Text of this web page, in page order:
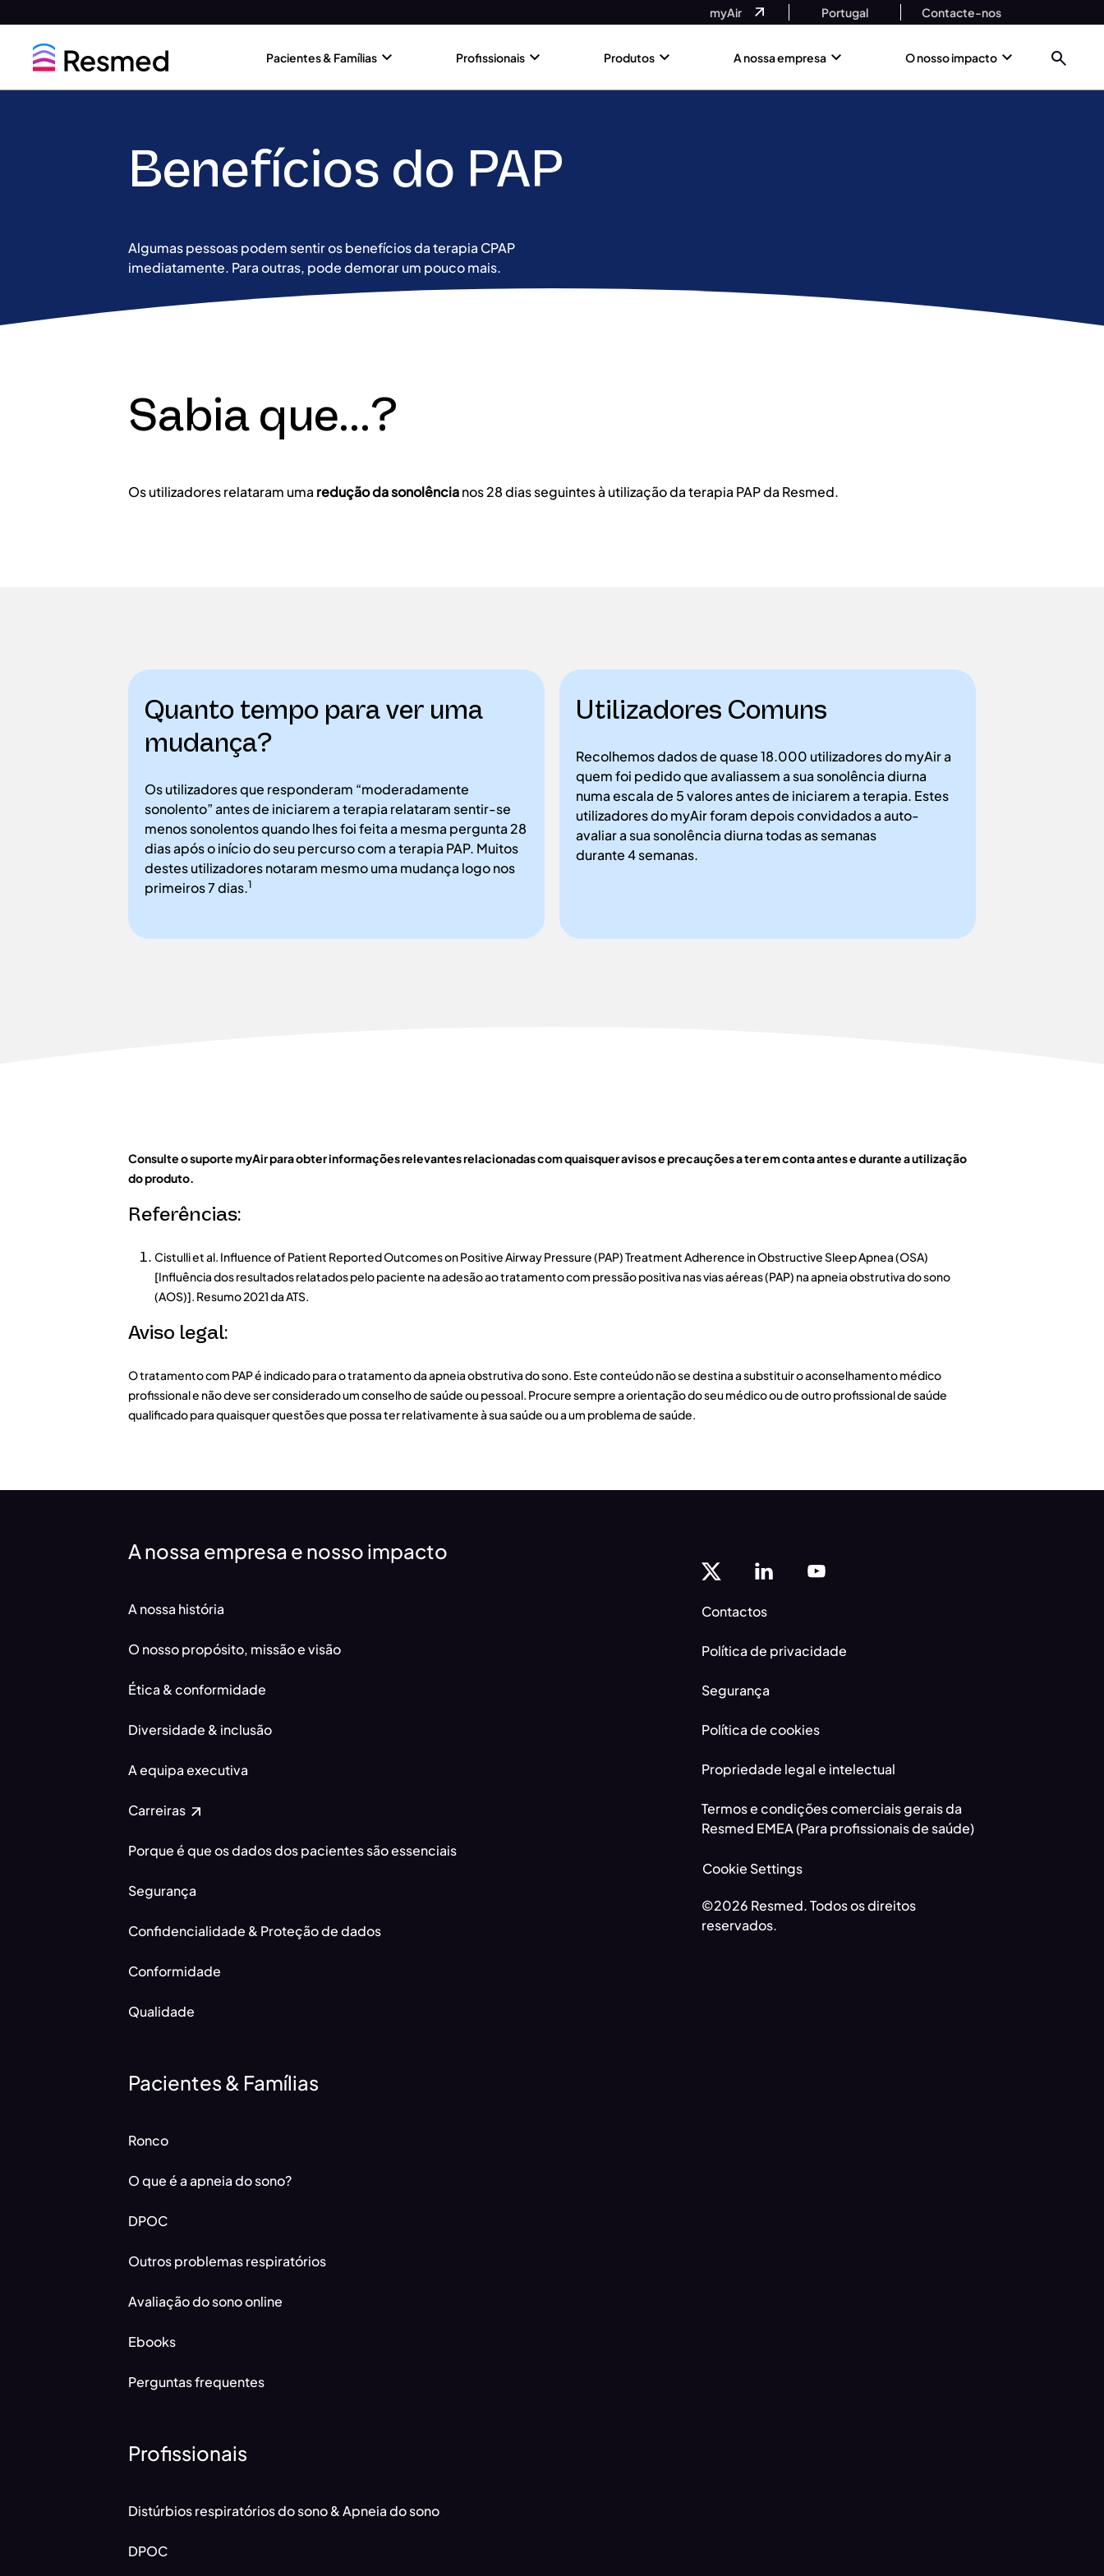
to
menu
to
content
myAir Portugal Contacte-nos
Pacientes & Famílias Profissionais Produtos A nossa empresa O nosso impacto
Benefícios do PAP
Algumas pessoas podem sentir os benefícios da terapia CPAP
imediatamente. Para outras, pode demorar um pouco mais.
Sabia que...?
Os utilizadores relataram uma redução da sonolêncianos 28 dias seguintes à utilização da terapia PAP da Resmed.
Quanto tempo para ver uma
mudança?
Os utilizadores que responderam “moderadamente
sonolento” antes de iniciarem a terapia relataram sentir-se
menos sonolentos quando lhes foi feita a mesma pergunta 28
dias após o início do seu percurso com a terapia PAP. Muitos
destes utilizadores notaram mesmo uma mudança logo nos
primeiros 7 dias.1
Utilizadores Comuns
Recolhemos dados de quase 18.000 utilizadores do myAir a
quem foi pedido que avaliassem a sua sonolência diurna
numa escala de 5 valores antes de iniciarem a terapia. Estes
utilizadores do myAir foram depois convidados a auto-
avaliar a sua sonolência diurna todas as semanas
durante 4 semanas.
Consulte o suporte myAir para obter informações relevantes relacionadas com quaisquer avisos e precauções a ter em conta antes e durante a utilização
do produto.
Referências:
Cistulli et al. Influence of Patient Reported Outcomes on Positive Airway Pressure (PAP) Treatment Adherence in Obstructive Sleep Apnea (OSA)
[Influência dos resultados relatados pelo paciente na adesão ao tratamento com pressão positiva nas vias aéreas (PAP) na apneia obstrutiva do sono
(AOS)]. Resumo 2021 da ATS.
Aviso legal:
O tratamento com PAP é indicado para o tratamento da apneia obstrutiva do sono. Este conteúdo não se destina a substituir o aconselhamento médico
profissional e não deve ser considerado um conselho de saúde ou pessoal. Procure sempre a orientação do seu médico ou de outro profissional de saúde
qualificado para quaisquer questões que possa ter relativamente à sua saúde ou a um problema de saúde.
A nossa empresa e nosso impacto
A nossa história
O nosso propósito, missão e visão
Ética & conformidade
Diversidade & inclusão
A equipa executiva
Carreiras
Porque é que os dados dos pacientes são essenciais
Segurança
Confidencialidade & Proteção de dados
Conformidade
Qualidade
Pacientes & Famílias
Ronco
O que é a apneia do sono?
DPOC
Outros problemas respiratórios
Avaliação do sono online
Ebooks
Perguntas frequentes
Profissionais
Distúrbios respiratórios do sono & Apneia do sono
DPOC
Contactos
Política de privacidade
Segurança
Política de cookies
Propriedade legal e intelectual
Termos e condições comerciais gerais da
Resmed EMEA (Para profissionais de saúde)
Cookie Settings
©2026 Resmed. Todos os direitos
reservados.